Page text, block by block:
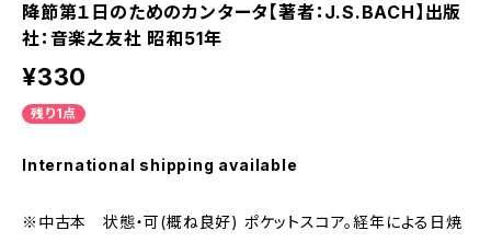
降節第１日のためのカンタータ【著者：J.S.BACH】出版
社：音楽之友社 昭和51年
¥330
残り1点
International shipping available
※中古本 状態・可(概ね良好) ポケットスコア。経年による日焼